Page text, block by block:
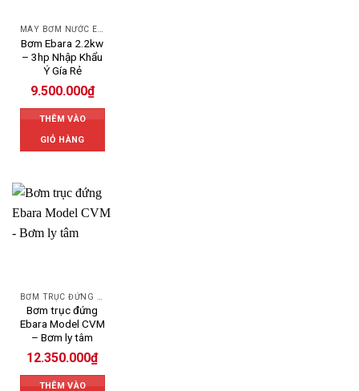
MÁY BƠM NƯỚC EBARA
Bơm Ebara 2.2kw
– 3hp Nhập Khẩu
Ý Gía Rẻ
9.500.000₫
THÊM VÀO
GIỎ HÀNG
Bơm trục đứng
Ebara Model CVM
– Bơm ly tâm
12.350.000₫
THÊM VÀO